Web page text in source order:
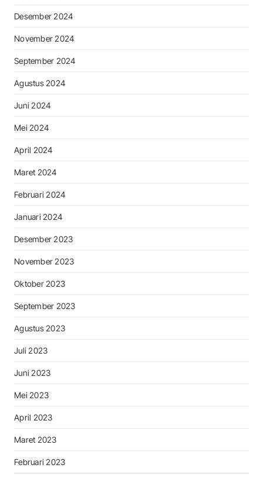
Desember 2024
November 2024
September 2024
Agustus 2024
Juni 2024
Mei 2024
April 2024
Maret 2024
Februari 2024
Januari 2024
Desember 2023
November 2023
Oktober 2023
September 2023
Agustus 2023
Juli 2023
Juni 2023
Mei 2023
April 2023
Maret 2023
Februari 2023